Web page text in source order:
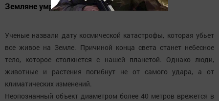
Земляне умрут не сразу
Ученые назвали дату космической катастрофы, которая убьет
все живое на Земле. Причиной конца света станет небесное
тело, которое столкнется с нашей планетой. Однако люди,
животные и растения погибнут не от самого удара, а от
климатических изменений.
Неопознанный объект диаметром более 40 метров врежется в